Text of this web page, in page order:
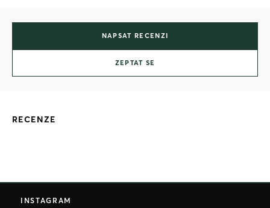
NAPSAT RECENZI
ZEPTAT SE
RECENZE
INSTAGRAM